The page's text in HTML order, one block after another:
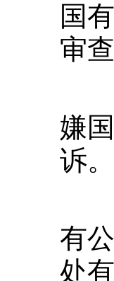
国
审
【
嫌
诉。
【
有
处